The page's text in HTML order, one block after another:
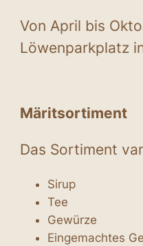
Von April bis
Löwenparkplatz
Märitsortiment
Das Sortiment
Sirup
Tee
Gewürze
Eingemachtes